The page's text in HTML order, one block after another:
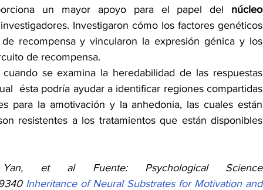
un mayor apoyo para el papel del núcleo
Investigaron cómo los factores genéticos
recompensa y vincularon la expresión génica y los
de recompensa.
se examina la heredabilidad de las respuestas
ésta podría ayudar a identificar regiones compartidas
para la amotivación y la anhedonia, las cuales están
resistentes a los tratamientos que están disponibles
et al Fuente: Psychological Science
Inheritance of Neural Substrates for Motivation and